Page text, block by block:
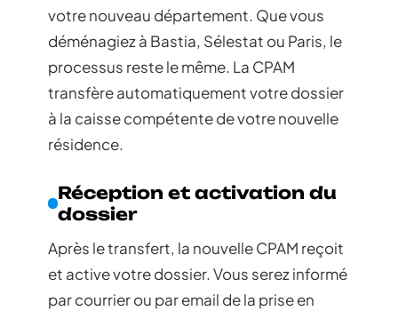
votre nouveau département. Que vous
déménagiez à Bastia, Sélestat ou Paris, le
processus reste le même. La CPAM
transfère automatiquement votre dossier
à la caisse compétente de votre nouvelle
résidence.
Réception et activation du
dossier
Après le transfert, la nouvelle CPAM reçoit
et active votre dossier. Vous serez informé
par courrier ou par email de la prise en